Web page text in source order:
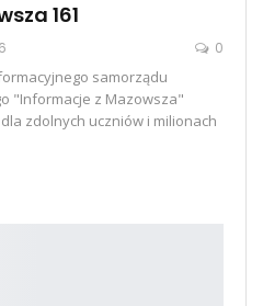
161
0
samorządu
"Informacje z Mazowsza"
zdolnych uczniów i milionach